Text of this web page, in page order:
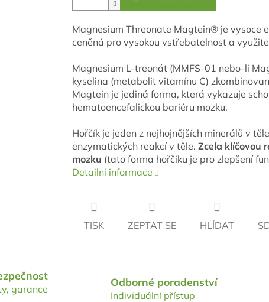
Magnesium Threonate Magtein® je vysoce
ceněná pro vysokou vstřebatelnost a
Magnesium L-treonát (MMFS-01 nebo-li
kyselina (metabolit vitamínu C)
Magtein je jediná forma, která vykazuje
hematoencefalickou bariéru mozku.
Hořčík je jeden z nejhojnějších minerálů v
enzymatických reakcí v těle. Zcela klíčovou
mozku (tato forma hořčíku je pro zlepšení
Detailní informace
TISK ZEPTAT SE HLÍDAT
garance
Odborné poradenství
Individuální přístup